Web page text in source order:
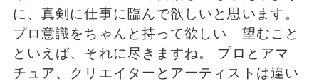
に、真剣に仕事に臨んで欲しいと思います。
プロ意識をちゃんと持って欲しい。望むこと
といえば、それに尽きますね。 プロとアマ
チュア、クリエイターとアーティストは違い